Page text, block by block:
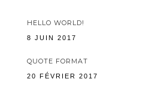
HELLO WORLD!
8 JUIN 2017
QUOTE FORMAT
20 FÉVRIER 2017